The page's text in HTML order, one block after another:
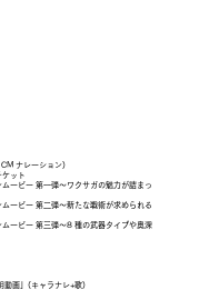
ナレーション)
ット
ービー 第一弾〜ワクサガの魅力が詰まっ
ービー 第二弾〜新たな戦術が求められる
ービー 第三弾〜8 種の武器タイプや奥深
動画」(キャラナレ+歌)